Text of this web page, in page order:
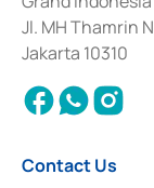
2017 and other
Institution for the
Settlement of
2018.
Jl. MH Thamrin
Jakarta 10310
Contact Us